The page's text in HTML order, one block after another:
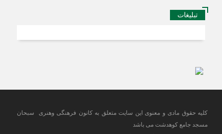
تبلیغات
کلیه حقوق مادی و معنوی این سایت متعلق به کانون فرهنگی وهنری سبحان
مسجد جامع کوهدشت می باشد